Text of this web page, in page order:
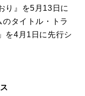
り』を5月13日に
のタイトル・トラ
を4月1日に先行シ